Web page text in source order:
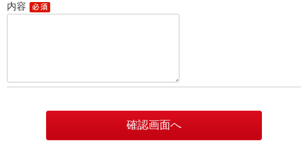
内容